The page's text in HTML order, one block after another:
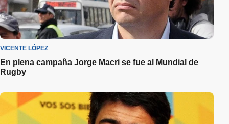
VICENTE LÓPEZ
En plena campaña Jorge Macri se fue al Mundial de
Rugby